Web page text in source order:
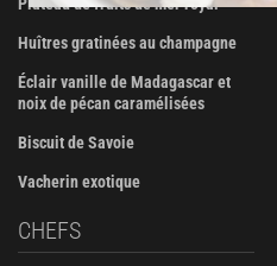
Plateau de fruits de mer royal
Huîtres gratinées au champagne
Éclair vanille de Madagascar et
noix de pécan caramélisées
Biscuit de Savoie
Vacherin exotique
CHEFS